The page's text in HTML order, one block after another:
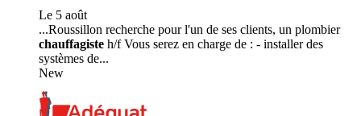
Le 5 août
...Roussillon recherche pour l'un de ses clients, un plombier
chauffagiste h/f Vous serez en charge de : - installer des
systèmes de...
New